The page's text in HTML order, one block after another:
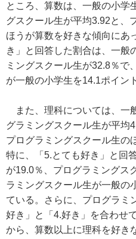
ところ、算数は、一般の小学
グスクール生が平均3.92と、
ほうが算数を好きな傾向にあ
き」と回答した割合は、一般
ミングスクール生が32.8％で
が一般の小学生を14.1ポイン
また、理科については、一
グラミングスクール生が平均
プログラミングスクール生の
特に、「5.とても好き」と回
が19.0％、プログラミングス
ラミングスクール生が一般の
ている。さらに、プログラミ
好き」と「4.好き」を合わせ
から、算数以上に理科を好き